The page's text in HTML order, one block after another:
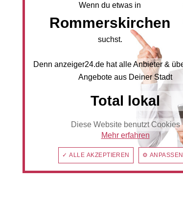
und
Wenn du etwas in
Rommerskirchen
suchst.
Denn anzeiger24.de hat alle Anbieter &
Angebote aus Deiner Stadt
Total lokal
Diese Website benutzt Cookies
Mehr erfahren
✓ ALLE AKZEPTIEREN ⚙ ANPASSEN